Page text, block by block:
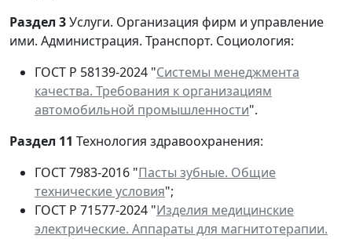
Раздел 3Услуги. Организация фирм и управление
ими. Администрация. Транспорт. Социология:
ГОСТ Р 58139-2024 "Системы менеджмента
качества. Требования к организациям
автомобильной промышленности".
Раздел 11 Технология здравоохранения:
ГОСТ 7983-2016 "Пасты зубные. Общие
технические условия";
ГОСТ Р 71577-2024 "Изделия медицинские
электрические. Аппараты для магнитотерапии.